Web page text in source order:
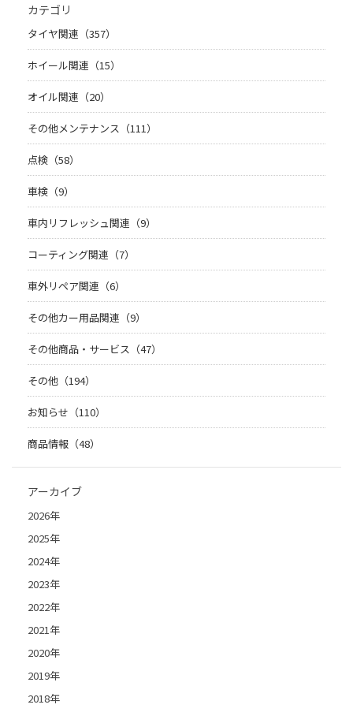
カテゴリ
タイヤ関連（357）
ホイール関連（15）
オイル関連（20）
その他メンテナンス（111）
点検（58）
車検（9）
車内リフレッシュ関連（9）
コーティング関連（7）
車外リペア関連（6）
その他カー用品関連（9）
その他商品・サービス（47）
その他（194）
お知らせ（110）
商品情報（48）
アーカイブ
2026年
2025年
2024年
2023年
2022年
2021年
2020年
2019年
2018年